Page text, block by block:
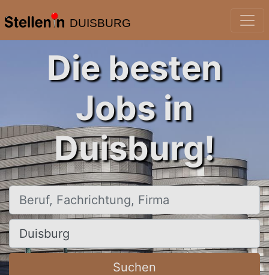
DUISBURG
Die besten
Jobs in
Duisburg!
Beruf, Fachrichtung, Firma
Ort, Stadt
Suchen